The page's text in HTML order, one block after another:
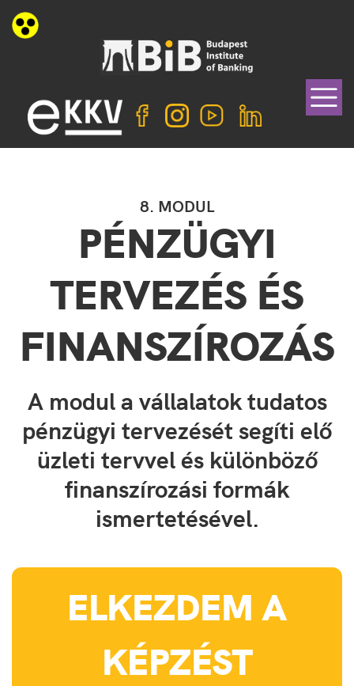
8. MODUL
PÉNZÜGYI
TERVEZÉS ÉS
FINANSZÍROZÁS
A modul a vállalatok tudatos
pénzügyi tervezését segíti elő
üzleti tervvel és különböző
finanszírozási formák
ismertetésével.
ELKEZDEM A
KÉPZÉST